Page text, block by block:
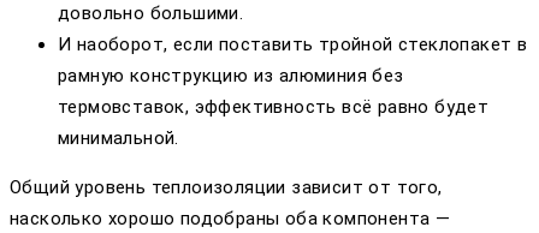
довольно большими.
И наоборот, если поставить тройной стеклопакет в
рамную конструкцию из алюминия без
термовставок, эффективность всё равно будет
минимальной.
Общий уровень теплоизоляции зависит от того,
насколько хорошо подобраны оба компонента —